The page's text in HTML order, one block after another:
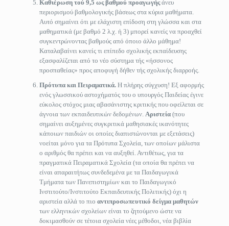
Καθιέρωση τού 9,5 ως βαθμού προαγωγήςάνευ
περιορισμού βαθμολογικής βάσεως στα κύρια μαθήματα.
Αυτό σημαίνει ότι με ελάχιστη επίδοση στη γλώσσα και στα
μαθηματικά (με βαθμό 2 λ.χ. ή 3) μπορεί κανείς να προαχθεί
συγκεντρώνοντας βαθμούς από όποιο άλλο μάθημα!
Καταλαβαίνει κανείς τι επίπεδο σχολικής εκπαίδευσης
εξασφαλίζεται από το νέο σύστημα τής «ήσσονος
προσπαθείας» προς αποφυγή δήθεν τής σχολικής διαρροής.
Πρότυπα και Πειραματικά.Η πλήρης σύγχυση! Εξ αφορμής
ενός γλωσσικού αστοχήματός του ο υπουργός Παιδείας έγινε
εύκολος στόχος μιας αβασάνιστης κριτικής που οφείλεται σε
άγνοια των εκπαιδευτικών δεδομένων. Αριστεία(που
σημαίνει αυξημένες συγκριτικά μαθησιακές ικανότητες
κάποιων παιδιών οι οποίες διαπιστώνονται με εξετάσεις)
νοείται μόνο για τα Πρότυπα Σχολεία, των οποίων μάλιστα
ο αριθμός θα πρέπει και να αυξηθεί. Αντιθέτως, για τα
πραγματικά Πειραματικά Σχολεία (τα οποία θα πρέπει να
είναι απαραιτήτως συνδεδεμένα με τα Παιδαγωγικά
Τμήματα των Πανεπιστημίων και το Παιδαγωγικό
Ινστιτούτο/Ινστιτούτο Εκπαιδευτικής Πολιτικής) όχι η
αριστεία αλλά το πιο αντιπροσωπευτικό δείγμα μαθητών
των ελληνικών σχολείων είναι το ζητούμενο ώστε να
δοκιμασθούν σε τέτοια σχολεία νέες μέθοδοι, νέα βιβλία